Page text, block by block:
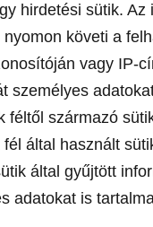
hirdetési sütik. Az
követi a
vagy IP-
személyes
féltől származó
fél által használt
által gyűjtött
adatokat is